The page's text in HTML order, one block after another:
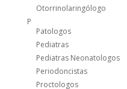
Otorrinolaringólogo
P
Patologos
Pediatras
Pediatras Neonatologos
Periodoncistas
Proctologos